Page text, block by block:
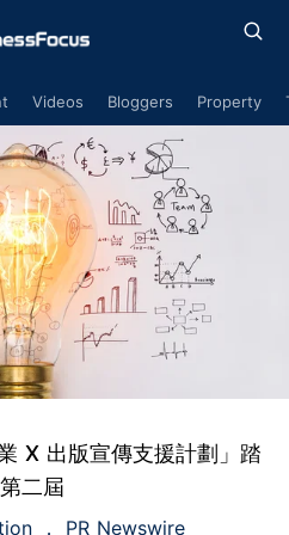
Videos Bloggers Property
X 出版宣傳支援計劃」踏
二屆
PR Newswire